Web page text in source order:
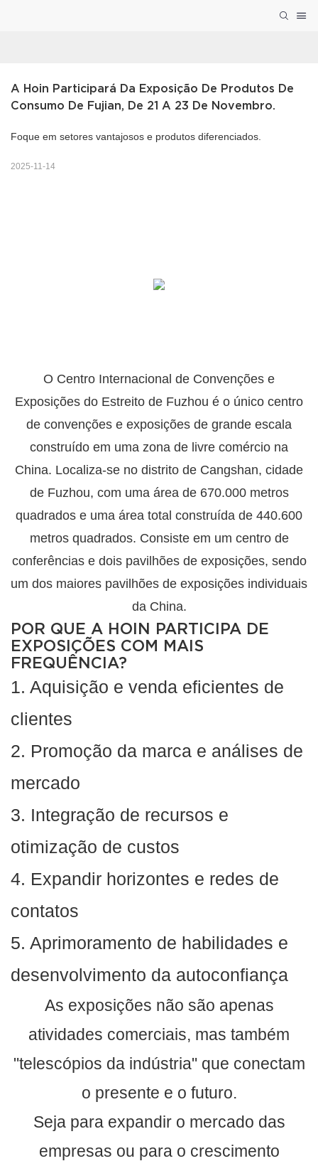
A Hoin Participará Da Exposição De Produtos De
Consumo De Fujian, De 21 A 23 De Novembro.
Foque em setores vantajosos e produtos diferenciados.
2025-11-14
O Centro Internacional de Convenções e
Exposições do Estreito de Fuzhou é o único centro
de convenções e exposições de grande escala
construído em uma zona de livre comércio na
China. Localiza-se no distrito de Cangshan, cidade
de Fuzhou, com uma área de 670.000 metros
quadrados e uma área total construída de 440.600
metros quadrados. Consiste em um centro de
conferências e dois pavilhões de exposições, sendo
um dos maiores pavilhões de exposições individuais
da China.
POR QUE A HOIN PARTICIPA DE
EXPOSIÇÕES COM MAIS
FREQUÊNCIA?
1. Aquisição e venda eficientes de
clientes
2. Promoção da marca e análises de
mercado
3. Integração de recursos e
otimização de custos
4. Expandir horizontes e redes de
contatos
5. Aprimoramento de habilidades e
desenvolvimento da autoconfiança
As exposições não são apenas
atividades comerciais, mas também
"telescópios da indústria" que conectam
o presente e o futuro.
Seja para expandir o mercado das
empresas ou para o crescimento